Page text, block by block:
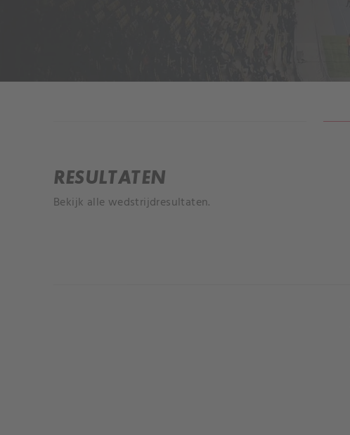
RESULTATEN
Bekijk alle wedstrijdresultaten.